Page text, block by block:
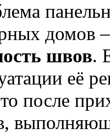
домов –
швов.
её
после